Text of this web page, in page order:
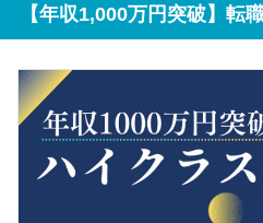
【年収1,000万円突破】転